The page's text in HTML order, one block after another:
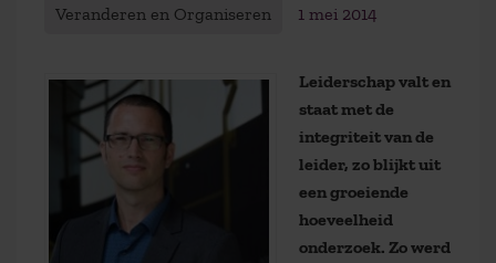
Veranderen en Organiseren 1 mei 2014
Leiderschap valt en
staat met de
integriteit van de
leider, zo blijkt uit
een groeiende
hoeveelheid
onderzoek. Zo werd